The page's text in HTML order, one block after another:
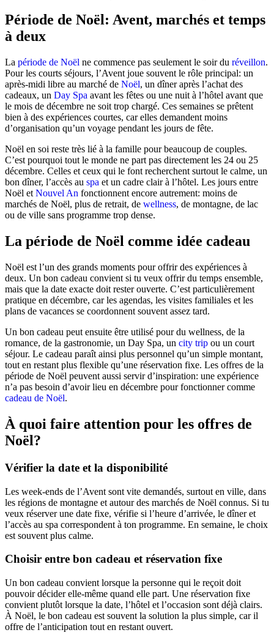
Période de Noël: Avent, marchés et temps
à deux
La période de Noël ne commence pas seulement le soir du réveillon.
Pour les courts séjours, l’Avent joue souvent le rôle principal: un
après-midi libre au marché de Noël, un dîner après l’achat des
cadeaux, un Day Spa avant les fêtes ou une nuit à l’hôtel avant que
le mois de décembre ne soit trop chargé. Ces semaines se prêtent
bien à des expériences courtes, car elles demandent moins
d’organisation qu’un voyage pendant les jours de fête.
Noël en soi reste très lié à la famille pour beaucoup de couples.
C’est pourquoi tout le monde ne part pas directement les 24 ou 25
décembre. Celles et ceux qui le font recherchent surtout le calme, un
bon dîner, l’accès au spa et un cadre clair à l’hôtel. Les jours entre
Noël et Nouvel An fonctionnent encore autrement: moins de
marchés de Noël, plus de retrait, de wellness, de montagne, de lac
ou de ville sans programme trop dense.
La période de Noël comme idée cadeau
Noël est l’un des grands moments pour offrir des expériences à
deux. Un bon cadeau convient si tu veux offrir du temps ensemble,
mais que la date exacte doit rester ouverte. C’est particulièrement
pratique en décembre, car les agendas, les visites familiales et les
plans de vacances se coordonnent souvent assez tard.
Un bon cadeau peut ensuite être utilisé pour du wellness, de la
romance, de la gastronomie, un Day Spa, un city trip ou un court
séjour. Le cadeau paraît ainsi plus personnel qu’un simple montant,
tout en restant plus flexible qu’une réservation fixe. Les offres de la
période de Noël peuvent aussi servir d’inspiration: une expérience
n’a pas besoin d’avoir lieu en décembre pour fonctionner comme
cadeau de Noël.
À quoi faire attention pour les offres de
Noël?
Vérifier la date et la disponibilité
Les week-ends de l’Avent sont vite demandés, surtout en ville, dans
les régions de montagne et autour des marchés de Noël connus. Si tu
veux réserver une date fixe, vérifie si l’heure d’arrivée, le dîner et
l’accès au spa correspondent à ton programme. En semaine, le choix
est souvent plus calme.
Choisir entre bon cadeau et réservation fixe
Un bon cadeau convient lorsque la personne qui le reçoit doit
pouvoir décider elle-même quand elle part. Une réservation fixe
convient plutôt lorsque la date, l’hôtel et l’occasion sont déjà clairs.
À Noël, le bon cadeau est souvent la solution la plus simple, car il
offre de l’anticipation tout en restant ouvert.